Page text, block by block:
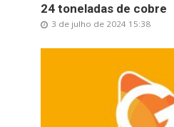
24 toneladas de cobre
3 de julho de 2024 15:38